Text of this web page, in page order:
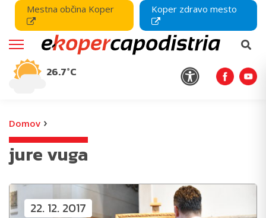
Mestna občina Koper Koper zdravo mesto
26.7°C
Domov ›
jure vuga
22. 12. 2017